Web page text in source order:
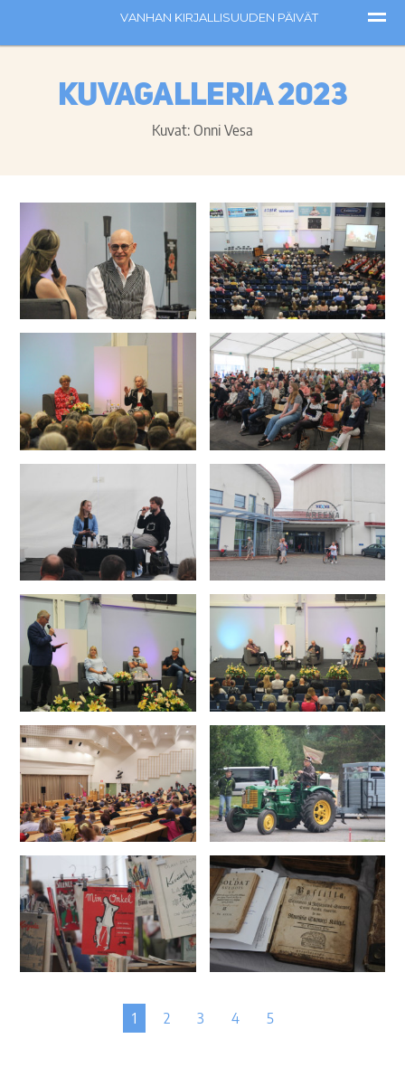
Kuvagalleria 2023
Kuvat: Onni Vesa
1 2 3 4 5